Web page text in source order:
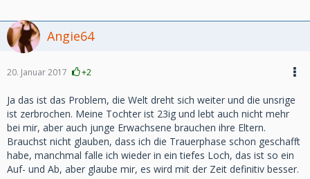
Angie64
20. Januar 2017 +2
Ja das ist das Problem, die Welt dreht sich weiter und die unsrige
ist zerbrochen. Meine Tochter ist 23ig und lebt auch nicht mehr
bei mir, aber auch junge Erwachsene brauchen ihre Eltern.
Brauchst nicht glauben, dass ich die Trauerphase schon geschafft
habe, manchmal falle ich wieder in ein tiefes Loch, das ist so ein
Auf- und Ab, aber glaube mir, es wird mit der Zeit definitiv besser.